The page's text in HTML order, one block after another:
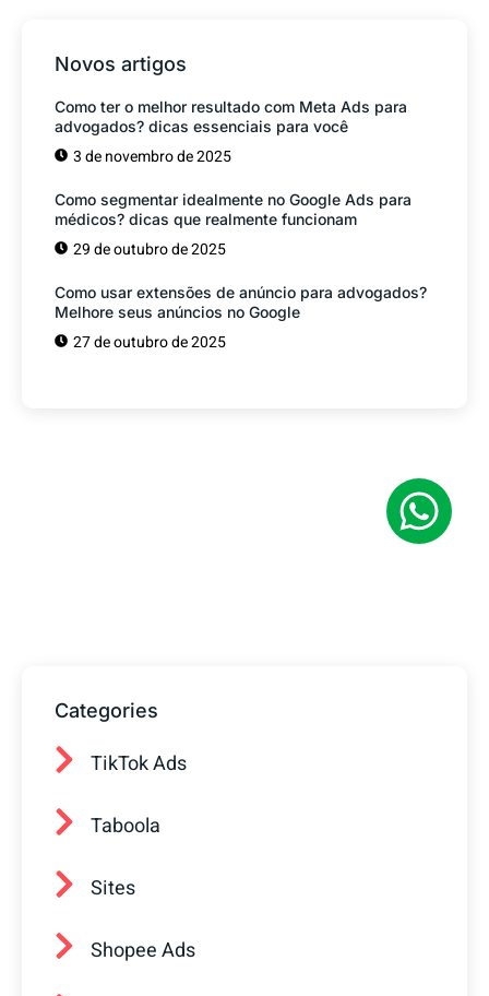
Novos artigos
Como ter o melhor resultado com Meta Ads para
advogados? dicas essenciais para você
3 de novembro de 2025
Como segmentar idealmente no Google Ads para
médicos? dicas que realmente funcionam
29 de outubro de 2025
Como usar extensões de anúncio para advogados?
Melhore seus anúncios no Google
27 de outubro de 2025
Fale com o nosso time de vendas! Estamos
Categories
TikTok Ads
Taboola
Sites
Shopee Ads